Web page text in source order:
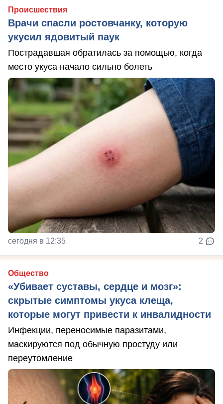
Происшествия
Врачи спасли ростовчанку, которую
укусил ядовитый паук
Пострадавшая обратилась за помощью, когда
место укуса начало сильно болеть
сегодня в 12:35 2
Общество
«Убивает суставы, сердце и мозг»:
скрытые симптомы укуса клеща,
которые могут привести к инвалидности
Инфекции, переносимые паразитами,
маскируются под обычную простуду или
переутомление